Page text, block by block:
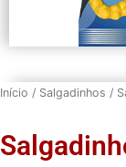
Início / Salgadinhos /